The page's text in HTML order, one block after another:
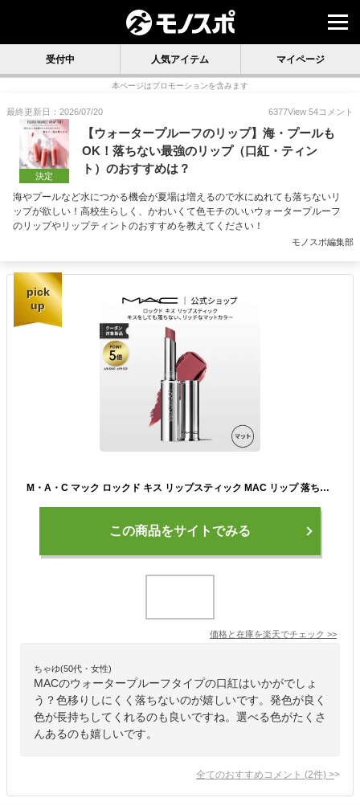
受付中 人気アイテム マイページ
本ページはプロモーションを含みます
最終更新日：2026/07/20 6377View 54コメント
決定
【ウォータープルーフのリップ】海・プールも
OK！落ちない最強のリップ（口紅・ティン
ト）のおすすめは？
海やプールなど水につかる機会が夏場は増えるので水にぬれても落ちないリ
ップが欲しい！高校生らしく、かわいくて色モチのいいウォータープルーフ
のリップやリップティントのおすすめを教えてください！
モノスポ編集部
pick
up
M・A・C マック ロックド キス リップスティック MAC リップ 落ちない 口紅 リップカラー ギフト【送料無料】 | ウォータープルーフ キスプルーフ マットリップ マット 落ちない口紅 落ちにくい 発色
この商品をサイトでみる
価格と在庫を楽天でチェック >>
ちゃゆ(50代・女性)
MACのウォータープルーフタイプの口紅はいかがでしょ
う？色移りしにくく落ちないのが嬉しいです。発色が良く
色が長持ちしてくれるのも良いですね。選べる色がたくさ
んあるのも嬉しいです。
全てのおすすめコメント (2件) >